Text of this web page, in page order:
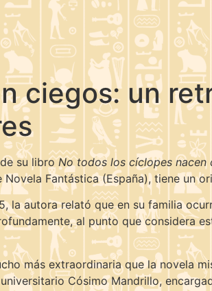
ciegos: un
de su libroNo todos los cíclopes nacen
Fantástica (España), tiene un
la autora relató que en su familia
al punto que considera
más extraordinaria que la novela
Cósimo Mandrillo,